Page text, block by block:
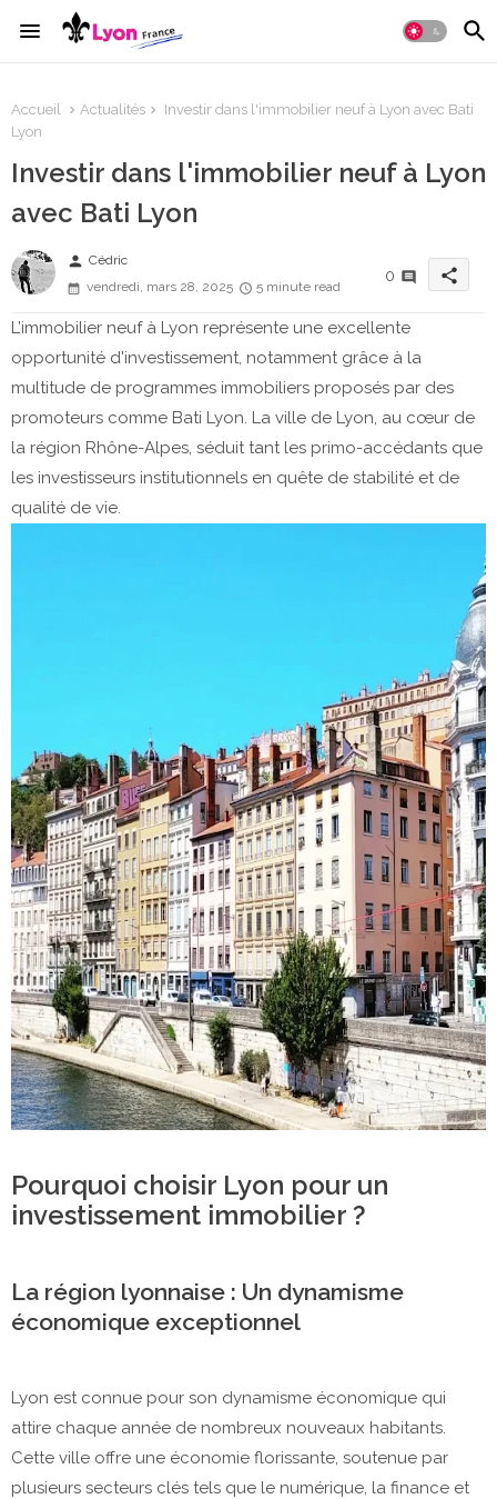
Accueil Actualités
Investir dans l'immobilier neuf à Lyon avec Bati
Lyon
Investir dans l'immobilier neuf à Lyon
avec Bati Lyon
person Cédric
vendredi, mars 28, 2025
5 minute read
0 share
L’immobilier neuf à Lyon représente une excellente
opportunité d'investissement, notamment grâce à la
multitude de programmes immobiliers proposés par des
promoteurs comme Bati Lyon. La ville de Lyon, au cœur de
la région Rhône-Alpes, séduit tant les primo-accédants que
les investisseurs institutionnels en quête de stabilité et de
qualité de vie.
Pourquoi choisir Lyon pour un
investissement immobilier ?
La région lyonnaise : Un dynamisme
économique exceptionnel
Lyon est connue pour son dynamisme économique qui
attire chaque année de nombreux nouveaux habitants.
Cette ville offre une économie florissante, soutenue par
plusieurs secteurs clés tels que le numérique, la finance et